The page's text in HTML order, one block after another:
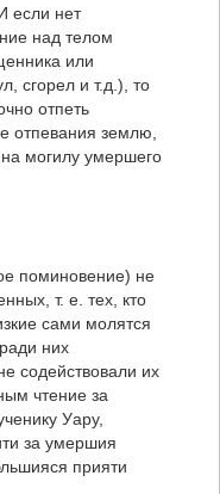
если нет
над телом
или
сгорел и т.д.), то
отпеть
отпевания землю,
могилу умершего
поминовение) не
т. е. тех, кто
сами молятся
них
содействовали их
чтение за
Уару,
за умершия
прияти